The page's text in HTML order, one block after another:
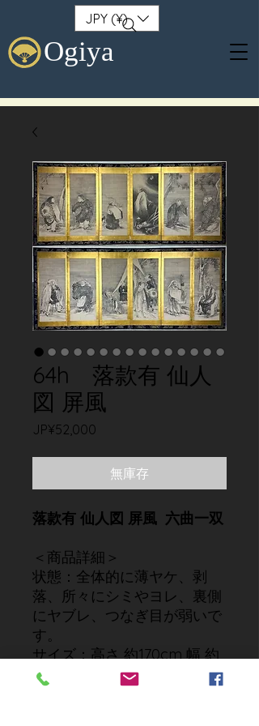
Ogiya
JPY (¥)
64h 落款有 仙人
図 屏風
JP¥52,000
無庫存
落款有 仙人図 屏風 六曲一双
＜商品詳細＞
状態：全体的に薄ヤケ、剥
落、所々にシミやヨレ、裏側
にヤブレ、つなぎ目が弱いで
す。
サイズ：高さ 約170cm 幅 約
67cm 厚み 約23cm（一双）